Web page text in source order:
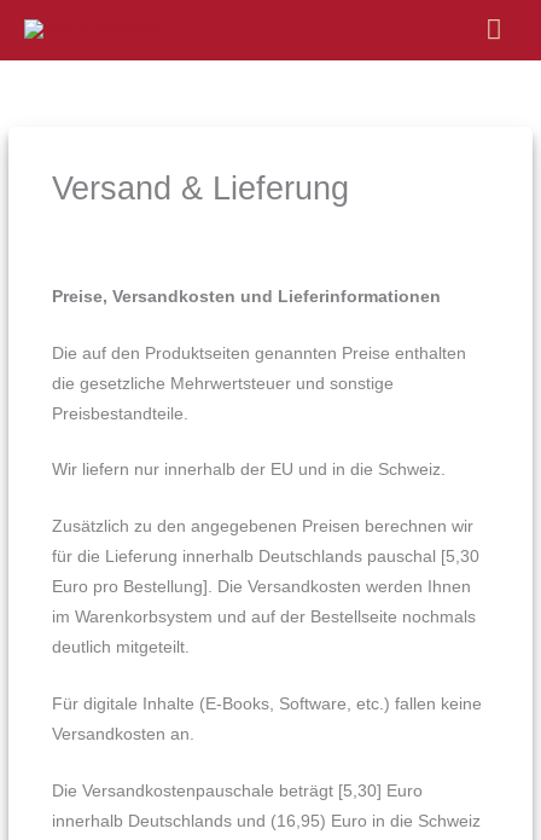
Versand & Lieferung
Preise, Versandkosten und Lieferinformationen
Die auf den Produktseiten genannten Preise enthalten
die gesetzliche Mehrwertsteuer und sonstige
Preisbestandteile.
Wir liefern nur innerhalb der EU und in die Schweiz.
Zusätzlich zu den angegebenen Preisen berechnen wir
für die Lieferung innerhalb Deutschlands pauschal [5,30
Euro pro Bestellung]. Die Versandkosten werden Ihnen
im Warenkorbsystem und auf der Bestellseite nochmals
deutlich mitgeteilt.
Für digitale Inhalte (E-Books, Software, etc.) fallen keine
Versandkosten an.
Die Versandkostenpauschale beträgt [5,30] Euro
innerhalb Deutschlands und (16,95) Euro in die Schweiz